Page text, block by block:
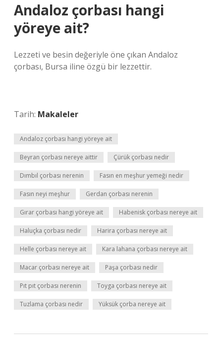
Andaloz çorbası hangi
yöreye ait?
Lezzeti ve besin değeriyle öne çıkan Andaloz
çorbası, Bursa iline özgü bir lezzettir.
Tarih: Makaleler
Andaloz çorbası hangi yöreye ait
Beyran çorbası nereye aittir Çürük çorbası nedir
Dımbıl çorbası nerenin Fasın en meşhur yemeği nedir
Fasın neyi meşhur Gerdan çorbası nerenin
Gırar çorbası hangi yöreye ait Habenisk çorbası nereye ait
Haluçka çorbası nedir Harira çorbası nereye ait
Helle çorbası nereye ait Kara lahana çorbası nereye ait
Macar çorbası nereye ait Paşa çorbası nedir
Pıt pıt çorbası nerenin Toyga çorbası nereye ait
Tuzlama çorbası nedir Yüksük çorba nereye ait